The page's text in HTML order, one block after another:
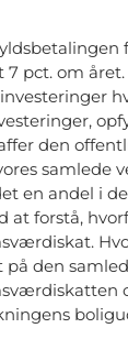
7 pct. om
den
samlede
en andel i
at forstå,
på den